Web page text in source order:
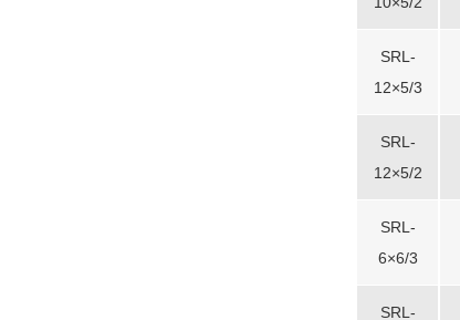
SRL-
12×5/3
SRL-
12×5/2
SRL-
6×6/3
SRL-